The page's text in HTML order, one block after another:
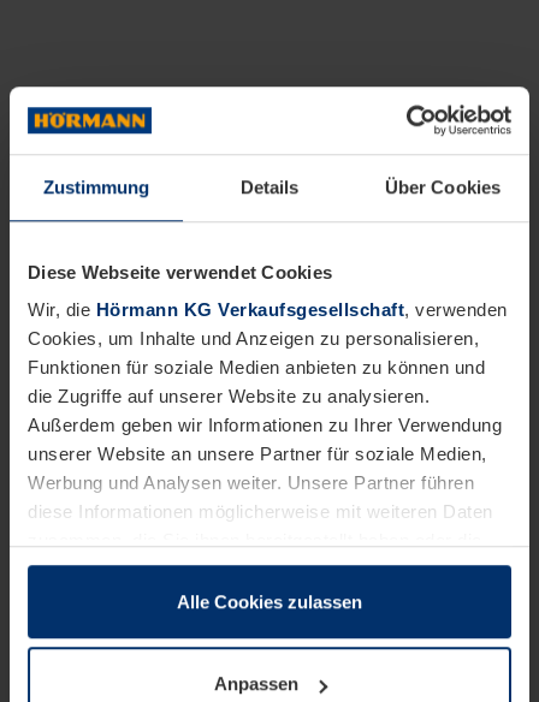
Zustimmung Details Über Cookies
Diese Webseite verwendet Cookies
Wir, die Hörmann KG Verkaufsgesellschaft, verwenden
Cookies, um Inhalte und Anzeigen zu personalisieren,
Funktionen für soziale Medien anbieten zu können und
die Zugriffe auf unserer Website zu analysieren.
Außerdem geben wir Informationen zu Ihrer Verwendung
unserer Website an unsere Partner für soziale Medien,
Werbung und Analysen weiter. Unsere Partner führen
diese Informationen möglicherweise mit weiteren Daten
sie im Rahmen Ihrer Nutzung der Dienste gesammelt
wenn diese für den Betrieb dieser Seite unbedingt
notwendig sind. Für alle anderen Cookie-Typen benötigen
Alle Cookies zulassen
Anpassen